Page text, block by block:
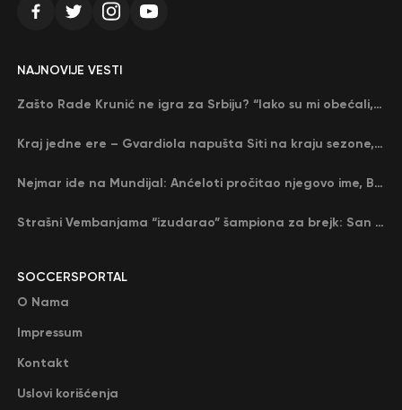
SOCCERSPORTAL
O Nama
Impressum
Kontakt
Uslovi korišćenja
NAJNOVIJE VESTI
Zašto Rade Krunić ne igra za Srbiju? “Iako su mi obećali, niko me nije zvao…”
Kraj jedne ere – Gvardiola napušta Siti na kraju sezone, menja ga njegov nekadašnji rival
Nejmar ide na Mundijal: Anćeloti pročitao njegovo ime, Brazil u delirijumu (VIDEO)
Strašni Vembanjama “izudarao” šampiona za brejk: San Antonio poveo protiv Oklahome